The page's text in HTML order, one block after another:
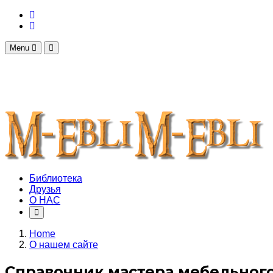
Menu
Библиотека
Друзья
О НАС
Home
О нашем сайте